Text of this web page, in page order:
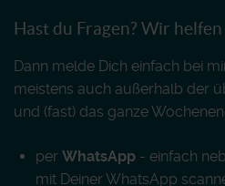
Hast du Fragen? Wir
Dann melde Dich einfach bei
meistens auch außerhalb der
und (fast) das ganze
per WhatsApp - einfach
mit Deiner WhatsApp